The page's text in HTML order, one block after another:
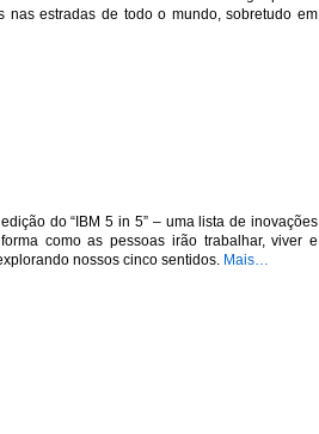
nas estradas de todo o mundo, sobretudo em
do “IBM 5 in 5” – uma lista de inovações
como as pessoas irão trabalhar, viver e
nossos cinco sentidos. Mais…